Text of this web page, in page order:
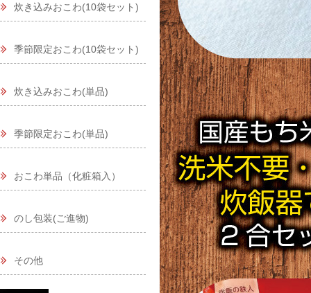
炊き込みおこわ(10袋セット)
季節限定おこわ(10袋セット)
炊き込みおこわ(単品)
季節限定おこわ(単品)
おこわ単品（化粧箱入）
のし包装(ご進物)
その他